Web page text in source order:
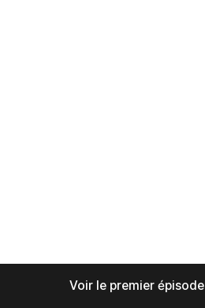
Voir le premier